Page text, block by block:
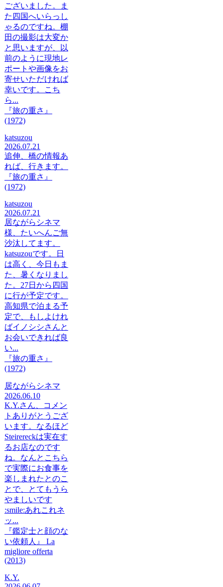
ございました。ま
た四国へいらっし
ゃるのですね。棚
田の撮影は大変か
と思いますが、以
前のように現地レ
ポートや画像をお
寄せいただければ
幸いです。こち
ら...
『旅の重さ』
(1972)
katsuzou
2026.07.21
追伸、橋の情報あ
れば、行きます。
『旅の重さ』
(1972)
katsuzou
2026.07.21
居ながらシネマ
様、たいへんご無
沙汰してます。
katsuzouです。日
は高く、今日もま
た、暑くなりまし
た。27日から四国
に行が予定です。
高知県で泊まる予
定で、もしよけれ
ばイノシシさんと
お会いできれば良
い...
『旅の重さ』
(1972)
居ながらシネマ
2026.06.10
K.Y.さん、コメン
トありがとうござ
います。なるほど
Steirereckは実在す
るお店なのです
ね。なんとこちら
で実際にお食事を
楽しまれたとのこ
とで、とてもうら
やましいです
:smile:あれこれネ
ッ...
『鑑定士と顔のな
い依頼人』 La
migliore offerta
(2013)
K.Y.